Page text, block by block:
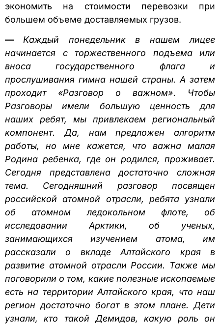
экономить на стоимости перевозки при
большем объеме доставляемых грузов.
— Каждый понедельник в нашем лицее
начинается с торжественного подъема или
вноса государственного флага и
прослушивания гимна нашей страны. А затем
проходит «Разговор о важном». Чтобы
Разговоры имели большую ценность для
наших ребят, мы привлекаем региональный
компонент. Да, нам предложен алгоритм
работы, но мне кажется, что важна малая
Родина ребенка, где он родился, проживает.
Сегодня представлена достаточно сложная
тема. Сегодняшний разговор посвящен
российской атомной отрасли, ребята узнали
об атомном ледокольном флоте, об
исследовании Арктики, об ученых,
занимающихся изучением атома, им
рассказали о вкладе Алтайского края в
развитие атомной отрасли России. Также мы
поговорили о том, какие полезные ископаемые
есть на территории Алтайского края, что наш
регион достаточно богат в этом плане. Дети
узнали, кто такой Демидов, какую роль он